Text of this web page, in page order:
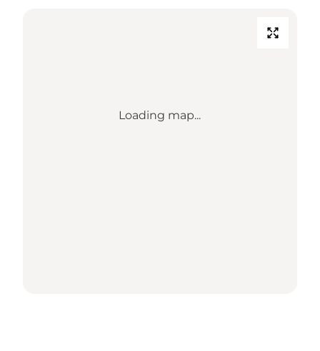
Loading map...